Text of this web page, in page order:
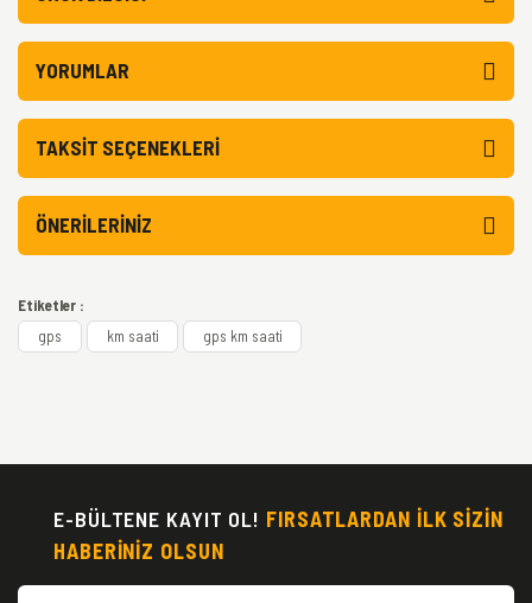
YORUMLAR
TAKSIT SEÇENEKLERI
ÖNERILERINIZ
Etiketler :
gps
km saati gps km saati
E-BÜLTENE KAYIT OL! FIRSATLARDAN İLK SİZİN
HABERİNİZ OLSUN